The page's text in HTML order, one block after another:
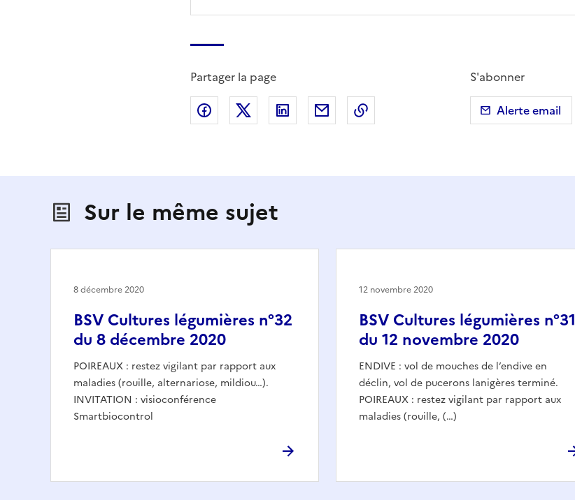
Partager la page
Partager sur Facebook
Partager sur X (anciennement Twitter)
Partager sur LinkedIn
Partager par emailCopier dans le presse-papier
S'abonner
Alerte email
Sur le même sujet
BSV Cultures légumières n°32
du 8 décembre 2020
POIREAUX : restez vigilant par rapport aux
maladies (rouille, alternariose, mildiou…).
INVITATION : visioconférence
Smartbiocontrol
8 décembre 2020
BSV Cultures légumières n°31
du 12 novembre 2020
ENDIVE : vol de mouches de l’endive en
déclin, vol de pucerons lanigères terminé.
POIREAUX : restez vigilant par rapport aux
maladies (rouille, (…)
12 novembre 2020